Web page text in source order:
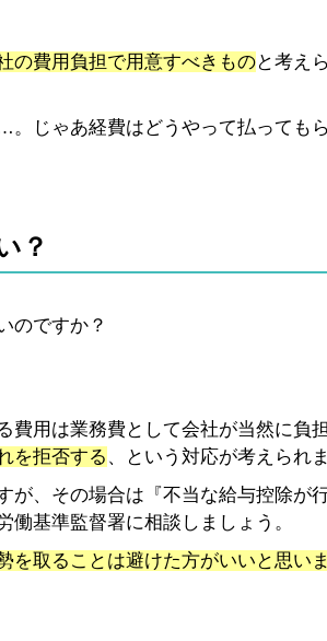
の費用負担で用意すべきものと考え
。じゃあ経費はどうやって払っても
？
のですか？
費用は業務費として会社が当然に負
を拒否する 、という対応が考えられま
が、その場合は『不当な給与控除が
基準監督署に相談しましょう。
を取ることは避けた方がいいと思い